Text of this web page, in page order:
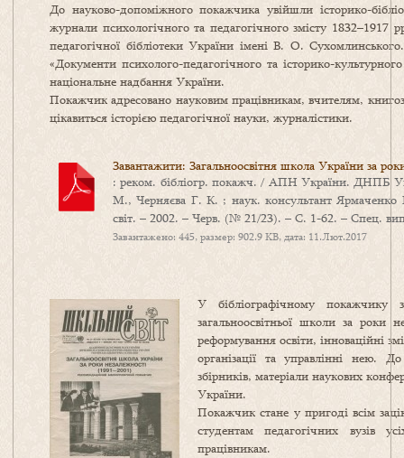
До науково-допоміжного покажчика увійшли історико-
журнали психологічного та педагогічного змісту
педагогічної бібліотеки України імені В. О.
«Документи психолого-педагогічного та історико-
національне надбання України.
Покажчик адресовано науковим працівникам, вчителям,
цікавиться історією педагогічної науки, журналістики.
Завантажити: Загальноосвітня школа України за
: реком. бібліогр. покажч. / АПН України. ДНПБ
М., Черняєва Г. К. ; наук. консультант
світ. – 2002. – Черв. (№ 21/23). – С. 1-62. – Спец.
Завантажено: 445, размер: 902.9 KB, дата: 11.Лют.2017
У бібліографічному покажчику
загальноосвітньої школи за роки
реформування освіти, інноваційні
організації та управлінні нею.
збірників, матеріали наукових
України.
Покажчик стане у пригоді всім
студентам педагогічних вузів
працівникам.